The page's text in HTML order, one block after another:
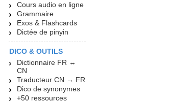
Cours audio en ligne
Grammaire
Exos & Flashcards
Dictée de pinyin
DICO & OUTILS
Dictionnaire FR ↔
CN
Traducteur CN → FR
Dico de synonymes
+50 ressources